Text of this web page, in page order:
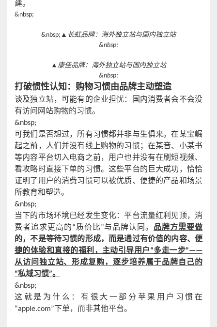
建。
&nbsp;
&nbsp; ▲长虹品牌：海外独立站与国内独立站
&nbsp;
▲康佳品牌：海外独立站与国内独立站
&nbsp;
打破惯性认知：购物习惯由品牌主动塑造
谈及独立站，可能有的企业担忧：国内消费者会不会没
有访问网站购物的习惯。
&nbsp;
可我们是否想过，所有习惯都并非与生俱来。在某宝崛
起之前，人们并没有线上购物的习惯；在某音、小某书
等内容平台切入电商之前，用户也并没有在刷短视频、
看攻略时直接下单的习惯。这些平台的巨大成功，恰恰
证明了用户的消费习惯可以被优质、便捷的产品和场景
所教育和塑造。
&nbsp;
当下的市场环境已经发生变化：平台流量红利见顶，消
费者追求更高的“质价比”与品牌认同。 品牌方需要做
的，不是等待习惯的形成，而是通过有价值的内容、便
捷的体验和直接的福利，主动引导用户“多走一步”——
从访问独立站、形成复购，逐步培养属于品牌自己的
“私域习惯”。
&nbsp;
这就是为什么：有很大一部分苹果用户习惯在
“apple.com”下单，而非其他平台。